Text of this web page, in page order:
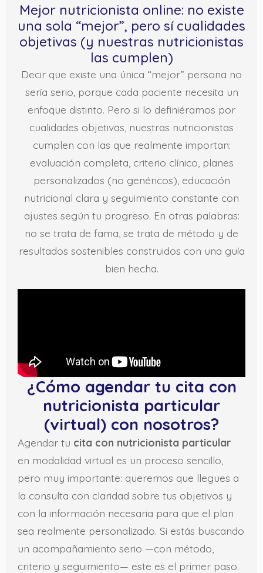
Mejor nutricionista online: no existe
una sola “mejor”, pero sí cualidades
objetivas (y nuestras nutricionistas
las cumplen)
Decir que existe una única “mejor” persona no
sería serio, porque cada paciente necesita un
enfoque distinto. Pero si lo definiéramos por
cualidades objetivas, nuestras nutricionistas
cumplen con las que realmente importan:
evaluación completa, criterio clínico, planes
personalizados (no genéricos), educación
nutricional clara y seguimiento constante con
ajustes según tu progreso. En otras palabras:
no se trata de fama, se trata de método y de
resultados sostenibles construidos con una guía
bien hecha.
¿Cómo agendar tu cita con
nutricionista particular
(virtual) con nosotros?
Agendar tu cita con nutricionista particular
en modalidad virtual es un proceso sencillo,
pero muy importante: queremos que llegues a
la consulta con claridad sobre tus objetivos y
con la información necesaria para que el plan
sea realmente personalizado. Si estás buscando
un acompañamiento serio —con método,
criterio y seguimiento— este es el primer paso.